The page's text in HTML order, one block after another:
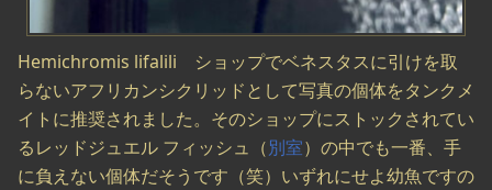
Hemichromis lifalili ショップでベネスタスに引けを取
らないアフリカンシクリッドとして写真の個体をタンクメ
イトに推奨されました。そのショップにストックされてい
るレッドジュエル フィッシュ（別室）の中でも一番、手
に負えない個体だそうです（笑）いずれにせよ幼魚ですの